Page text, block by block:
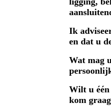
Ik
en dat u
Wat mag
Wilt u
kom